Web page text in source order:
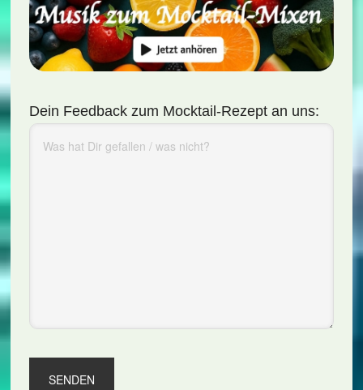
Dein Feedback zum Mocktail-Rezept an uns: